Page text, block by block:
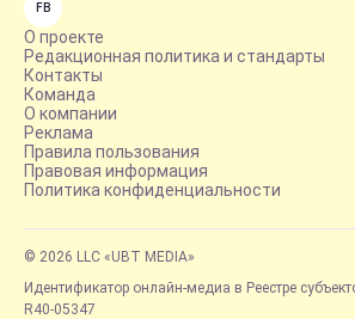
FB
О проекте
Редакционная политика и стандарты
Контакты
Команда
О компании
Реклама
Правила пользования
Правовая информация
Политика конфиденциальности
© 2026 LLC «UBT MEDIA»
Идентификатор онлайн-медиа в Реестре
R40-05347